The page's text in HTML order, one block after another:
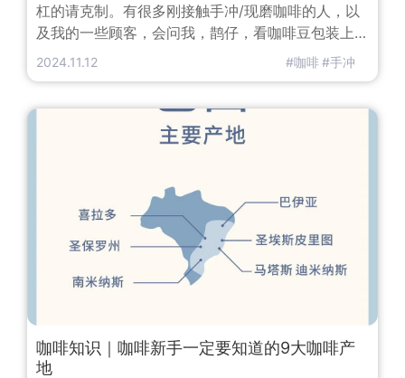
杠的请克制。有很多刚接触手冲/现磨咖啡的人，以
及我的一些顾客，会问我，鹊仔，看咖啡豆包装上写
着“柑橘、坚果、青苹果、梅子…巴拉巴拉”风味，可
出来，而非一个都喝不出来。所有就有了这个普遍的
2024.11.12 #咖啡#手冲
咖啡知识｜咖啡新手一定要知道的9大咖啡产
地